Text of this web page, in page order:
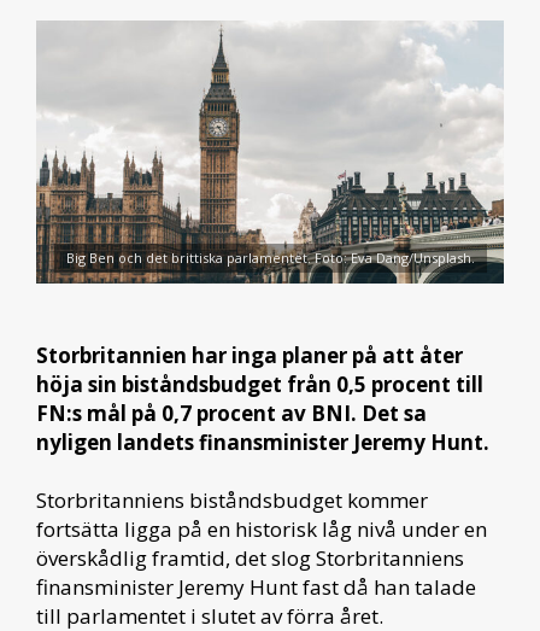
Big Ben och det brittiska parlamentet. Foto: Eva Dang/Unsplash.
Storbritannien har inga planer på att åter
höja sin biståndsbudget från 0,5 procent till
FN:s mål på 0,7 procent av BNI. Det sa
nyligen landets finansminister Jeremy Hunt.
Storbritanniens biståndsbudget kommer
fortsätta ligga på en historisk låg nivå under en
överskådlig framtid, det slog Storbritanniens
finansminister Jeremy Hunt fast då han talade
till parlamentet i slutet av förra året.